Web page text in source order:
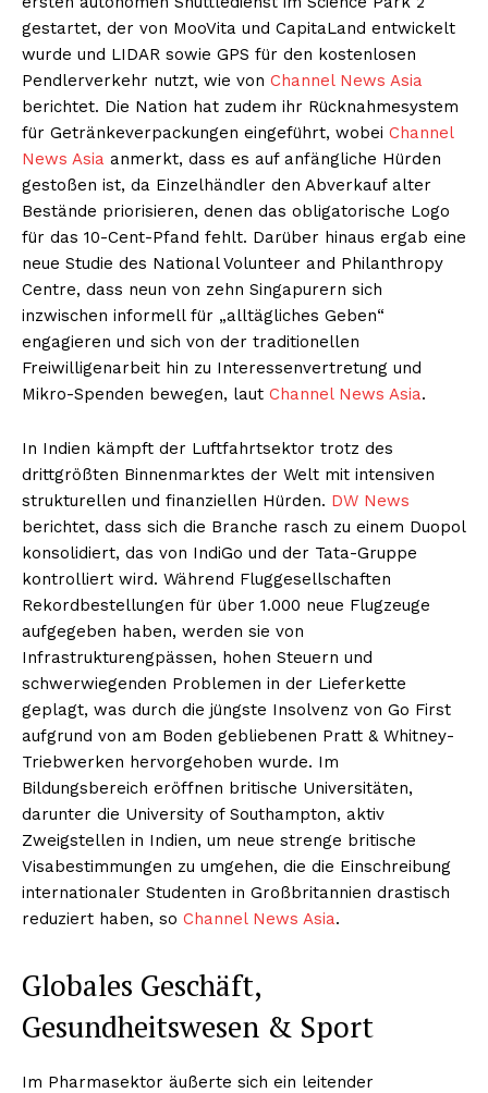
gestartet, der von MooVita und CapitaLand entwickelt
wurde und LIDAR sowie GPS für den kostenlosen
Pendlerverkehr nutzt, wie von Channel News Asia
berichtet. Die Nation hat zudem ihr Rücknahmesystem
für Getränkeverpackungen eingeführt, wobei Channel
News Asia anmerkt, dass es auf anfängliche Hürden
gestoßen ist, da Einzelhändler den Abverkauf alter
Bestände priorisieren, denen das obligatorische Logo
für das 10-Cent-Pfand fehlt. Darüber hinaus ergab eine
neue Studie des National Volunteer and Philanthropy
Centre, dass neun von zehn Singapurern sich
inzwischen informell für „alltägliches Geben“
engagieren und sich von der traditionellen
Freiwilligenarbeit hin zu Interessenvertretung und
Mikro-Spenden bewegen, laut Channel News Asia.
In Indien kämpft der Luftfahrtsektor trotz des
drittgrößten Binnenmarktes der Welt mit intensiven
strukturellen und finanziellen Hürden. DW News
berichtet, dass sich die Branche rasch zu einem Duopol
konsolidiert, das von IndiGo und der Tata-Gruppe
kontrolliert wird. Während Fluggesellschaften
Rekordbestellungen für über 1.000 neue Flugzeuge
aufgegeben haben, werden sie von
Infrastrukturengpässen, hohen Steuern und
schwerwiegenden Problemen in der Lieferkette
geplagt, was durch die jüngste Insolvenz von Go First
aufgrund von am Boden gebliebenen Pratt & Whitney-
Triebwerken hervorgehoben wurde. Im
Bildungsbereich eröffnen britische Universitäten,
darunter die University of Southampton, aktiv
Zweigstellen in Indien, um neue strenge britische
Visabestimmungen zu umgehen, die die Einschreibung
internationaler Studenten in Großbritannien drastisch
reduziert haben, so Channel News Asia.
Globales Geschäft,
Gesundheitswesen & Sport
Im Pharmasektor äußerte sich ein leitender